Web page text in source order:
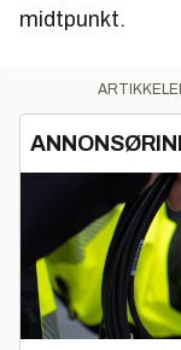
midtpunkt.